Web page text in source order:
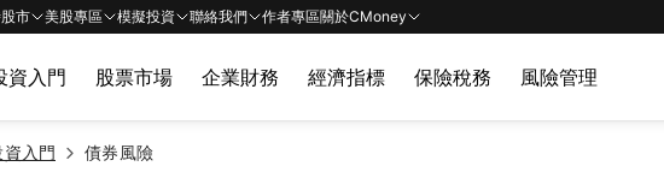
市 美股專區 模擬投資 聯絡我們 作者專區關於CMoney
資入門 股票市場 企業財務 經濟指標 保險稅務 風險管理
資入門 債券風險